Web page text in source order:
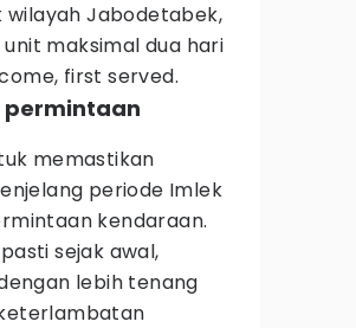
wilayah Jabodetabek,
maksimal dua hari
first served.
permintaan
memastikan
periode Imlek
kendaraan.
sejak awal,
lebih tenang